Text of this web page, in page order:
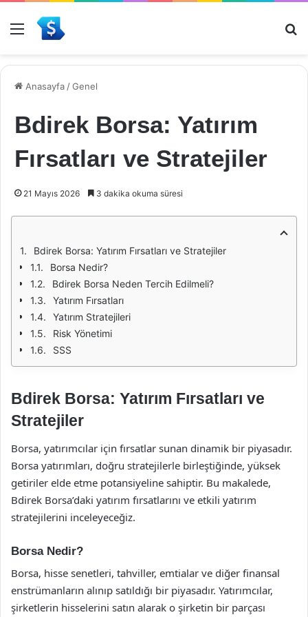
Menü
Anasayfa /Genel
Bdirek Borsa: Yatırım
Fırsatları ve Stratejiler
21 Mayıs 2026 3 dakika okuma süresi
Bdirek Borsa: Yatırım Fırsatları ve Stratejiler
Borsa Nedir?
Bdirek Borsa Neden Tercih Edilmeli?
Yatırım Fırsatları
Yatırım Stratejileri
Risk Yönetimi
SSS
Bdirek Borsa: Yatırım Fırsatları ve
Stratejiler
Borsa, yatırımcılar için fırsatlar sunan dinamik bir piyasadır.
Borsa yatırımları, doğru stratejilerle birleştiğinde, yüksek
getiriler elde etme potansiyeline sahiptir. Bu makalede,
Bdirek Borsa’daki yatırım fırsatlarını ve etkili yatırım
stratejilerini inceleyeceğiz.
Borsa Nedir?
Borsa, hisse senetleri, tahviller, emtialar ve diğer finansal
enstrümanların alınıp satıldığı bir piyasadır. Yatırımcılar,
şirketlerin hisselerini satın alarak o şirketin bir parçası